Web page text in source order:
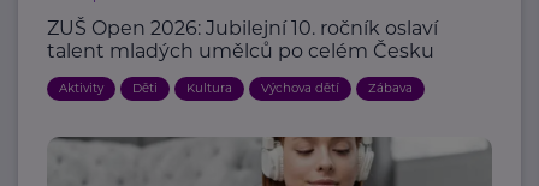
ZUŠ Open 2026: Jubilejní 10. ročník oslaví
talent mladých umělců po celém Česku
Aktivity Děti Kultura Výchova dětí Zábava